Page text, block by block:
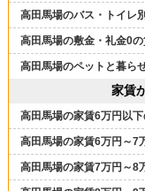
高田馬場のバス・トイレ
高田馬場の敷金・礼金0
高田馬場のペットと暮ら
家賃
高田馬場の家賃6万円以
高田馬場の家賃6万円～7
高田馬場の家賃7万円～8